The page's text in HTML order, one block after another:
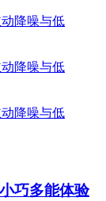
巧多能体验